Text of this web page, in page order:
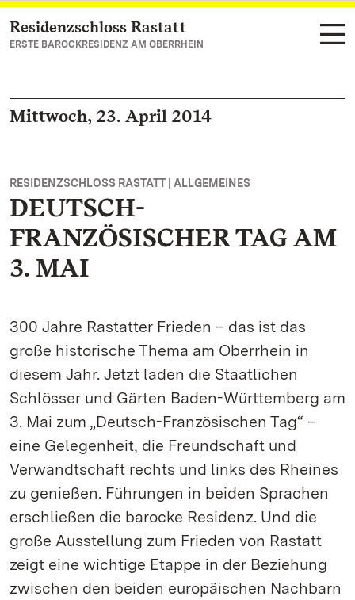
Zum Hauptinhalt springen
Residenzschloss Rastatt
ERSTE BAROCKRESIDENZ AM OBERRHEIN
Mittwoch, 23. April 2014
RESIDENZSCHLOSS RASTATT | ALLGEMEINES
DEUTSCH-
FRANZÖSISCHER TAG AM
3. MAI
300 Jahre Rastatter Frieden – das ist das
große historische Thema am Oberrhein in
diesem Jahr. Jetzt laden die Staatlichen
Schlösser und Gärten Baden-Württemberg am
3. Mai zum „Deutsch-Französischen Tag“ –
eine Gelegenheit, die Freundschaft und
Verwandtschaft rechts und links des Rheines
zu genießen. Führungen in beiden Sprachen
erschließen die barocke Residenz. Und die
große Ausstellung zum Frieden von Rastatt
zeigt eine wichtige Etappe in der Beziehung
zwischen den beiden europäischen Nachbarn